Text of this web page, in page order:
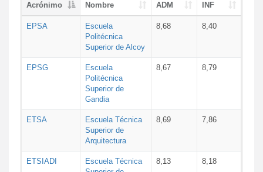
Acrónimo Nombre ADM INF
EPSA
Escuela
Politécnica
Superior de Alcoy
8,68 8,40
EPSG
Escuela
Politécnica
Superior de
Gandia
8,67 8,79
ETSA
Escuela Técnica
Superior de
Arquitectura
8,69 7,86
ETSIADI
Escuela Técnica
8,13 8,18